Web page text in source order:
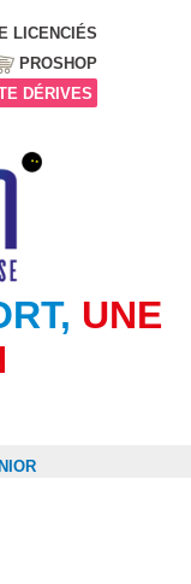
LICENCIÉS
PROSHOP
DÉRIVES
UNE